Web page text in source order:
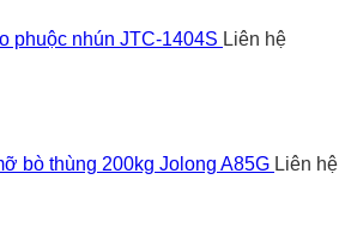
phuộc nhún JTC-1404S Liên hệ
bò thùng 200kg Jolong A85G Liên hệ